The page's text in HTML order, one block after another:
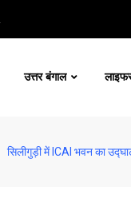
उत्तर बंगाल
सिलीगुड़ी में ICAI भवन का